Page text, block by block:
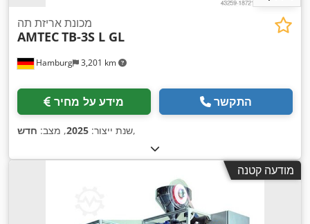
Hamburg 3,201 km
מכונת אריזת תה
AMTECTB-3S L GL
מידע על מחיר התקשר
שנת ייצור: 2025, מצב: חדש ,
מודעה קטנה